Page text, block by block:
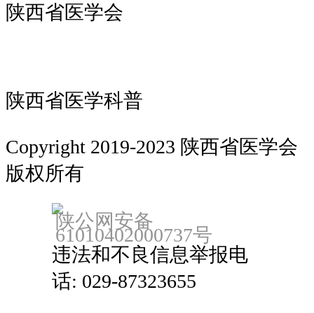
陕西省医学会
陕西省医学科普
Copyright 2019-2023 陕西省医学会
版权所有
陕公网安备
61010402000737号
违法和不良信息举报电
话: 029-87323655